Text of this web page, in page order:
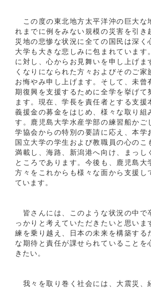
この度の東北地方太平洋沖の巨大な
れまでに例をみない規模の災害を引き
災地の悲惨な状況に全ての国民は深く
大学も大きな悲しみに包まれています
に対し、心からお見舞いを申し上げま
くなりになられた方々およびそのご家
お悔やみ申し上げます。そして、未曾
期復興を支援するために全学を挙げて
ます。現在、学長を責任者とする支援
義援金の募金をはじめ、様々な取り組
す。鹿児島大学水産学部の練習船かご
学協会からの特別の要請に応え、本学
国立大学の学生および教職員の心のこ
満載し、海路、新潟港へ向け、まっし
ところであります。今後も、鹿児島大
方々をこれからも様々な面から支援し
ています。
皆さんには、このような状況の中で
っかりと考えていただきたいと思いま
練を乗り越え、日本の未来を構築する
な期待と責任が課せられていることを
きたい。
我々を取り巻く社会には、大震災、